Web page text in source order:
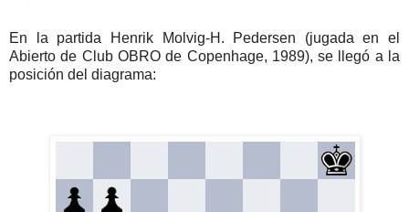
En la partida Henrik Molvig-H. Pedersen (jugada en el
Abierto de Club OBRO de Copenhage, 1989), se llegó a la
posición del diagrama: